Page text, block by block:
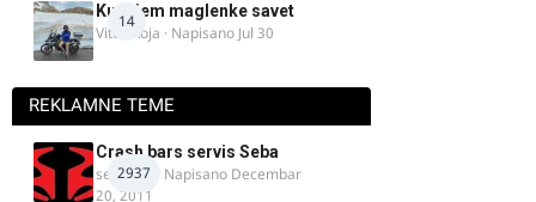
14
Kupujem maglenke savet
Vitez Koja · Napisano Jul 30
REKLAMNE TEME
2937
Crash bars servis Seba
seba011 · Napisano Decembar
20, 2011